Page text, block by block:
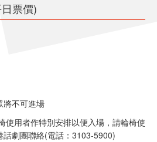
票價)
將不可進場
使用者作特別安排以便入場，請輪椅使
話劇團聯絡(電話：3103-5900)